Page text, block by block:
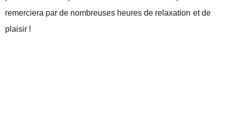
remerciera par de nombreuses heures de relaxation et de
plaisir !